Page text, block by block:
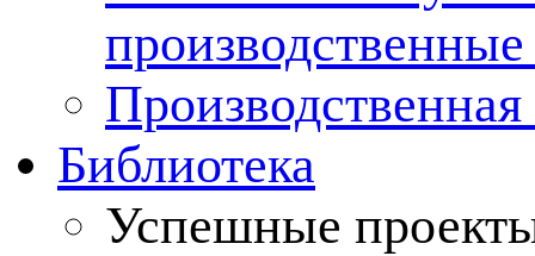
Производственная
Библиотека
Успешные